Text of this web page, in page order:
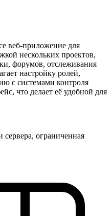
веб-приложение для
нескольких проектов,
форумов, отслеживания
настройку ролей,
с системами контроля
что делает её удобной для
сервера, ограниченная